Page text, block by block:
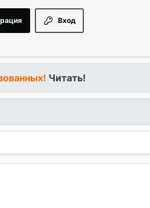
Вход
Читать!